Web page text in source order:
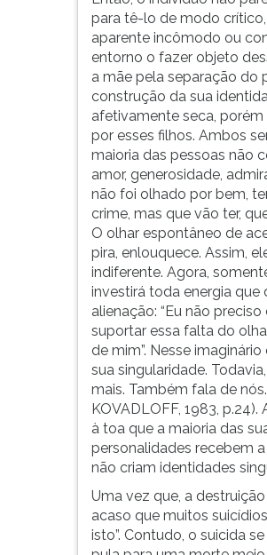
para tê-lo de modo
aparente incômodo ou
entorno o fazer objeto
a mãe pela separação do
construção da sua
afetivamente seca,
por esses filhos. Ambos
maioria das pessoas não
amor, generosidade,
não foi olhado por bem,
crime, mas que vão ter,
O olhar espontâneo de
pira, enlouquece. Assim,
indiferente. Agora,
investirá toda energia
alienação: “Eu não
suportar essa falta do
de mim”. Nesse
sua singularidade.
mais. Também fala de
KOVADLOFF, 1983,
à toa que a maioria das
personalidades recebem a
não criam identidades
Uma vez que, a
acaso que muitos
isto”. Contudo, o suicida